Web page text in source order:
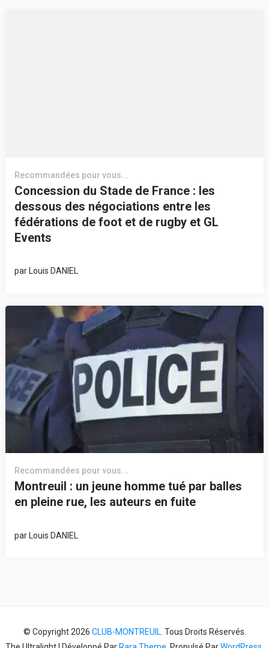
Recommandées pour vous...
Concession du Stade de France : les
dessous des négociations entre les
fédérations de foot et de rugby et GL
Events
par Louis DANIEL
Recommandées pour vous...
Montreuil : un jeune homme tué par balles
en pleine rue, les auteurs en fuite
par Louis DANIEL
© Copyright 2026 CLUB-MONTREUIL. Tous Droits Réservés.